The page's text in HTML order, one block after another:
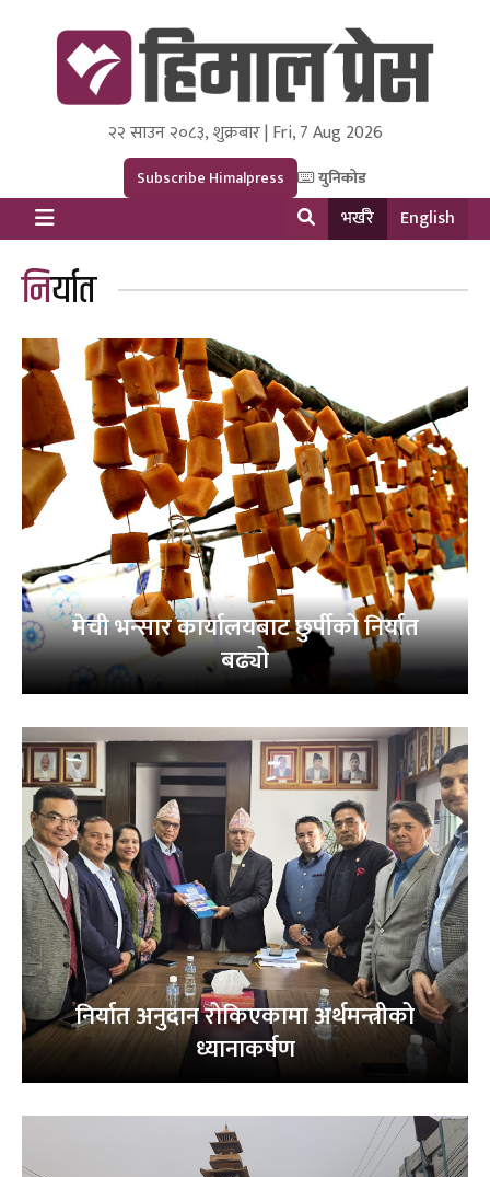
Himal Press
Dot NewsyNepal Media and Research Pvt Ltd.
२२ साउन २०८३, शुक्रबार | Fri, 7 Aug 2026
Subscribe Himalpress युनिकोड
भर्खरै English
निर्यात
मेची भन्सार कार्यालयबाट छुर्पीको निर्यात
बढ्यो
निर्यात अनुदान रोकिएकामा अर्थमन्त्रीको
ध्यानाकर्षण